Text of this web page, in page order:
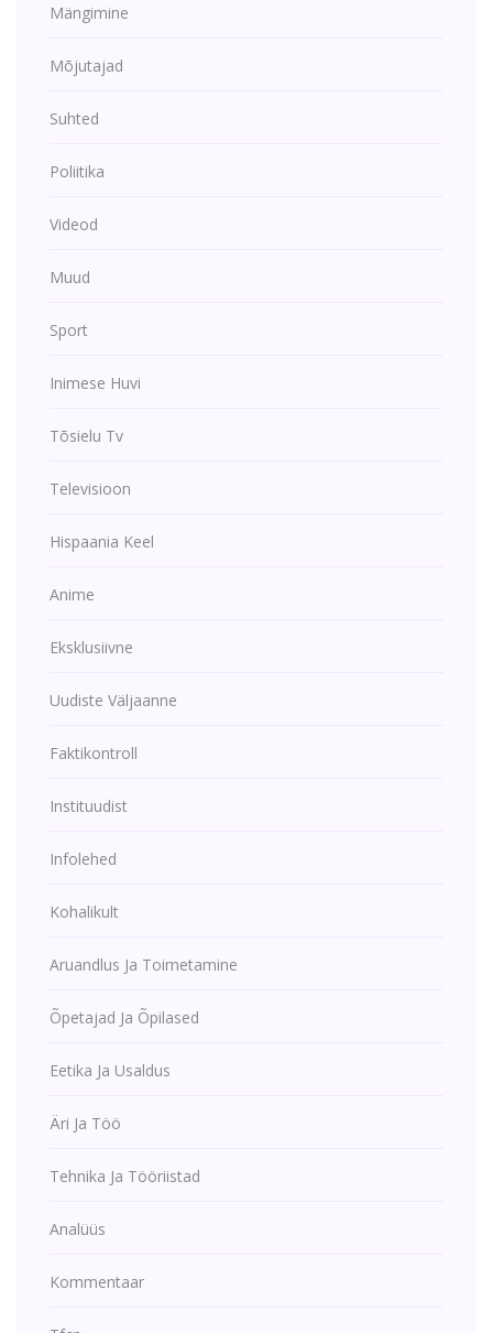
Mängimine
Mõjutajad
Suhted
Poliitika
Videod
Muud
Sport
Inimese Huvi
Tõsielu Tv
Televisioon
Hispaania Keel
Anime
Eksklusiivne
Uudiste Väljaanne
Faktikontroll
Instituudist
Infolehed
Kohalikult
Aruandlus Ja Toimetamine
Õpetajad Ja Õpilased
Eetika Ja Usaldus
Äri Ja Töö
Tehnika Ja Tööriistad
Analüüs
Kommentaar